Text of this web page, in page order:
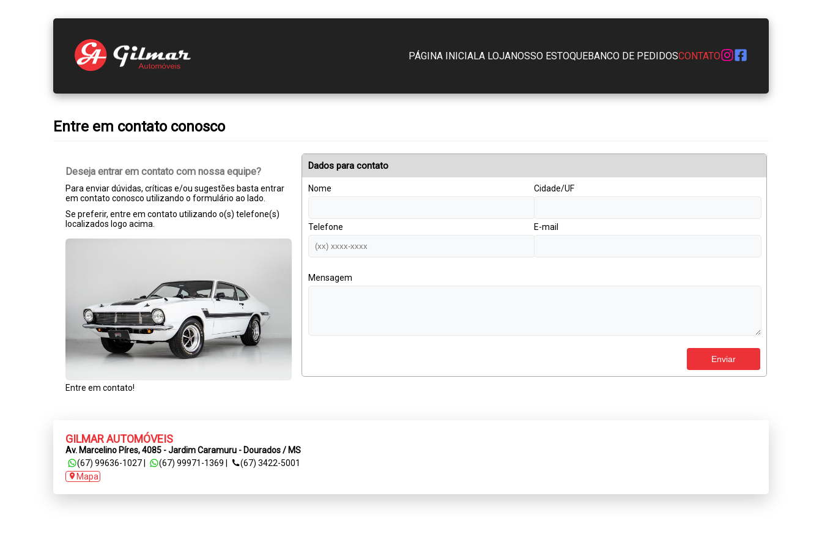
PÁGINA INICIALA LOJANOSSO ESTOQUEBANCO DE PEDIDOSCONTATO
Entre em contato conosco
Deseja entrar em contato com nossa equipe?
Para enviar dúvidas, críticas e/ou sugestões basta entrar
em contato conosco utilizando o formulário ao lado.
Se preferir, entre em contato utilizando o(s) telefone(s)
localizados logo acima.
Entre em contato!
Dados para contato
Nome
Telefone
Cidade/UF
E-mail
Mensagem
Enviar
GILMAR AUTOMÓVEIS
Av. Marcelino Píres, 4085 - Jardim Caramuru - Dourados / MS
(67) 99636-1027
(67) 99971-1369
(67) 3422-5001
Mapa